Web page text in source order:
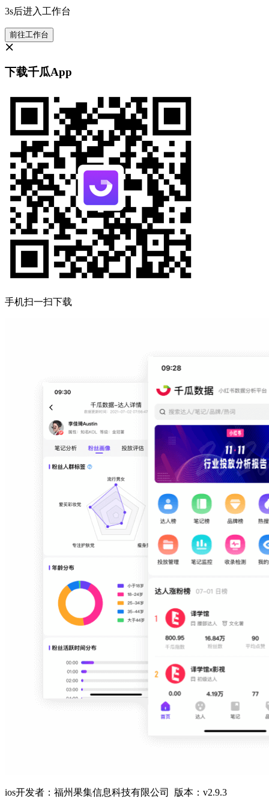
3s后进入工作台
前往工作台
下载千瓜App
手机扫一扫下载
ios开发者：福州果集信息科技有限公司 版本：v2.9.3